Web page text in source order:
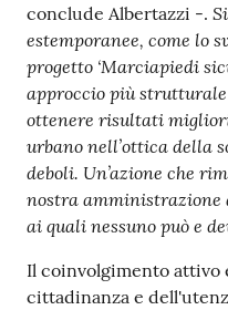
conclude Albertazzi -.
estemporanee, come lo
progetto ‘Marciapiedi
approccio più
ottenere risultati
urbano nell’ottica della
deboli. Un’azione che
nostra
ai quali nessuno può e
Il coinvolgimento attivo
cittadinanza e